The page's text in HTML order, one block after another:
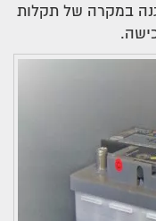
במקרה של תקלות